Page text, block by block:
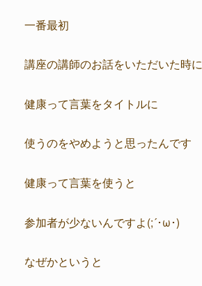
一番最初
講座の講師のお話をいただいた時に
健康って言葉をタイトルに
使うのをやめようと思ったんです
健康って言葉を使うと
参加者が少ないんですよ(;´･ω･)
なぜかというと